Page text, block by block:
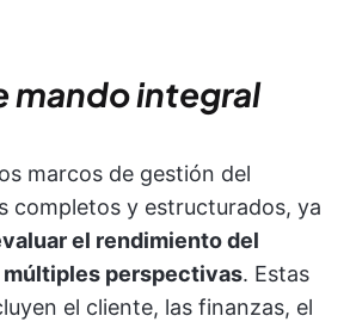
mando integral
marcos de gestión del
completos y estructurados, ya
el rendimiento del
múltiples perspectivas. Estas
el cliente, las finanzas, el